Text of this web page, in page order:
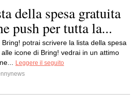
della spesa gratuita
push per tutta la...
potrai scrivere la lista della spesa
icone di Bring! vedrai in un attimo
Leggere il seguito